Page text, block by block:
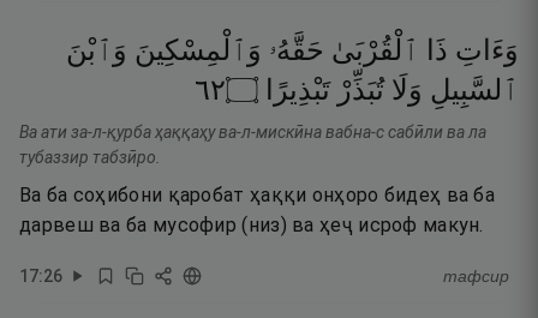
وَءَاتِ ذَا ٱلْقُرْبَىٰ حَقَّهُۥ وَٱلْمِسْكِينَ وَٱبْنَ
ٱلسَّبِيلِ وَلَا تُبَذِّرْ تَبْذِيرًا ۝٢٦
Ва ати за-л-қурба ҳаққаҳу ва-л-мискӣна вабна-с сабӣли ва ла
тубаззир табзӣро.
Ва ба соҳибони қаробат ҳаққи онҳоро бидеҳ ва ба
дарвеш ва ба мусофир (низ) ва ҳеҷ исроф макун.
17:26 тафсир